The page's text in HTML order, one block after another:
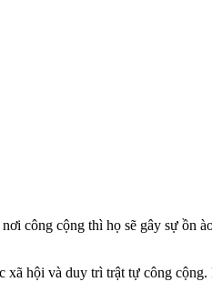
công cộng thì họ sẽ gây sự ồn
hội và duy trì trật tự công